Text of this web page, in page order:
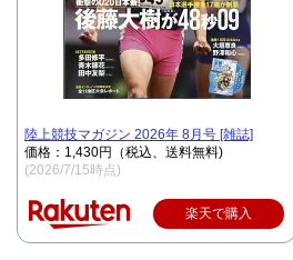
陸上競技マガジン 2026年 8月号 [雑誌]
価格：1,430円（税込、送料無料)
(2026/7/15時点)
楽天で購入